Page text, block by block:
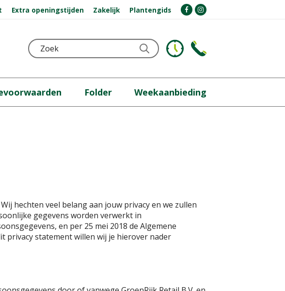
Extra openingstijden Zakelijk Plantengids
Folder Weekaanbieding
hechten veel belang aan jouw privacy en we zullen
gegevens worden verwerkt in
en per 25 mei 2018 de Algemene
privacy statement willen wij je hierover nader